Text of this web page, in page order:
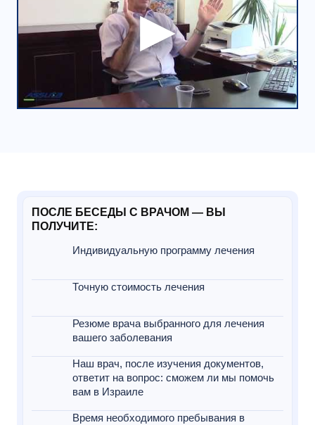
ПОСЛЕ БЕСЕДЫ С ВРАЧОМ — ВЫ
ПОЛУЧИТЕ:
Индивидуальную программу лечения
Точную стоимость лечения
Резюме врача выбранного для лечения
вашего заболевания
Наш врач, после изучения документов,
ответит на вопрос: сможем ли мы помочь
вам в Израиле
Время необходимого пребывания в